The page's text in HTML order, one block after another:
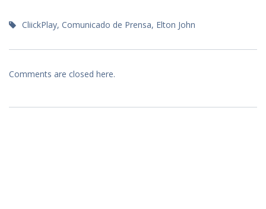
CliickPlay, Comunicado de Prensa, Elton John
Comments are closed here.